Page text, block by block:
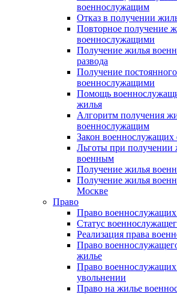
военнослужащим
Отказ в получении
Повторное получение
военнослужащими
Получение жилья
развода
Получение
военнослужащими
Помощь
жилья
Алгоритм получения
военнослужащим
Закон
Льготы при получении
военным
Получение жилья
Получение жилья
Москве
Право
Право
Статус
Реализация права
Право
жилье
Право
увольнении
Право на жилье